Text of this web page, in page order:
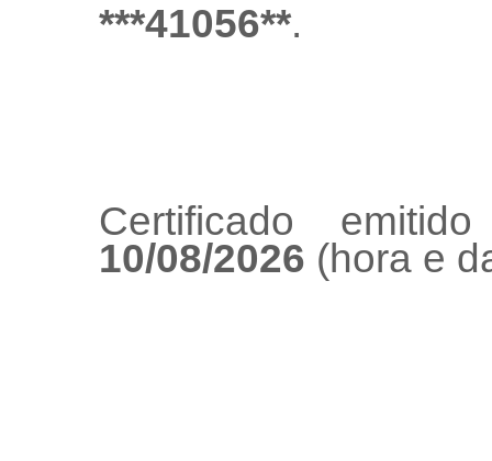
***41056**.
Certificado
10/08/2026 (hora e